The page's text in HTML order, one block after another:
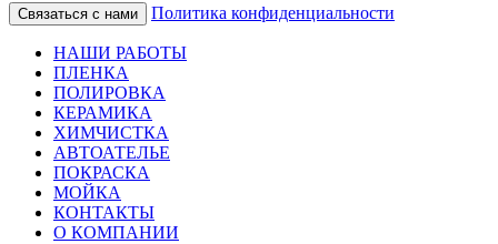
Связаться с нами Политика конфиденциальности
НАШИ РАБОТЫ
ПЛЕНКА
ПОЛИРОВКА
КЕРАМИКА
ХИМЧИСТКА
АВТОАТЕЛЬЕ
ПОКРАСКА
МОЙКА
КОНТАКТЫ
О КОМПАНИИ